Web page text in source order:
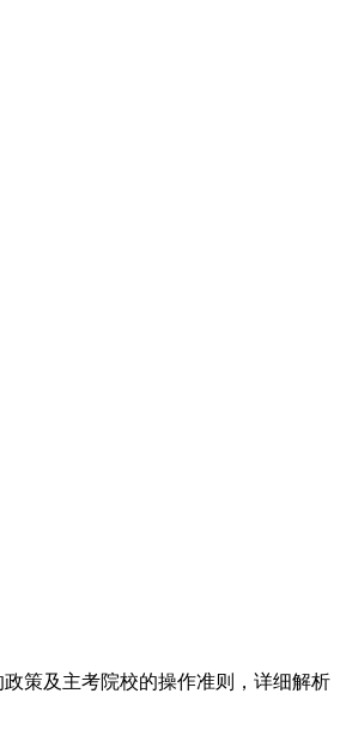
策及主考院校的操作准则，详细解析